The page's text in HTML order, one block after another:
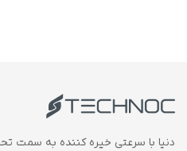
دنیا با سرعتی خیره کننده به سمت